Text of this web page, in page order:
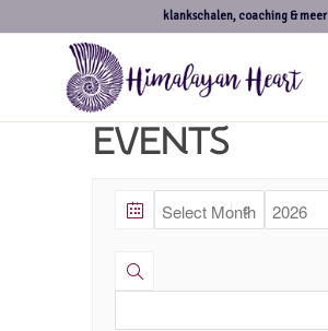
klankschalen, coaching & meer
EVENTS